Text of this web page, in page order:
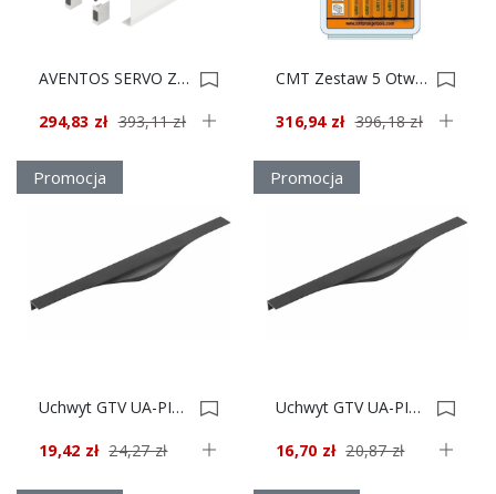
AVENTOS SERVO ZAŚLEPKI BIAŁE 21F8020 *** 0020420
294,83 zł 393,11 zł
CMT Zestaw 5 Otwornic (5,6,8,10,12) Do Pracy Na Sucho 552-001-05 0020349
316,94 zł 396,18 zł
Promocja
Uchwyt GTV UA-PICADO-256-596-20M Czarny Mat *** 0020347
19,42 zł 24,27 zł
Promocja
Uchwyt GTV UA-PICADO-224-496-20M Czarny Mat *** 0020346
16,70 zł 20,87 zł